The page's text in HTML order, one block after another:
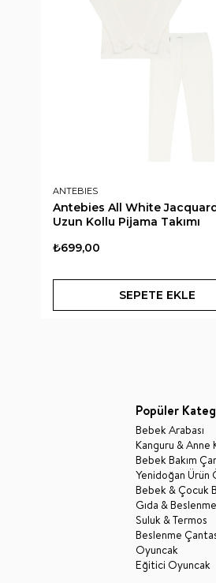
ANTEBIES
Antebies All White
Uzun Kollu Pijama Takımı
₺699,00
SEPETE EKLE
Popüler
Bebek Arabası
Kanguru & Anne
Bebek Bakım
Yenidoğan Ürün
Bebek & Çocuk
Gıda & Beslenme
Suluk & Termos
Beslenme
Oyuncak
Eğitici Oyuncak